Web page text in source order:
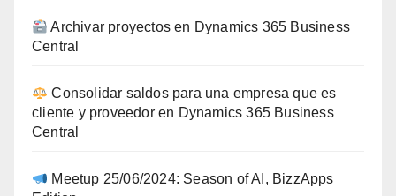
Archivar proyectos en Dynamics 365 Business
Central
Consolidar saldos para una empresa que es
cliente y proveedor en Dynamics 365 Business
Central
Meetup 25/06/2024: Season of AI, BizzApps